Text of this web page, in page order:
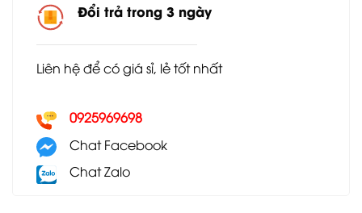
Đổi trả trong 3 ngày
Liên hệ để có giá sỉ, lẻ tốt nhất
0925969698
Chat Facebook
Chat Zalo